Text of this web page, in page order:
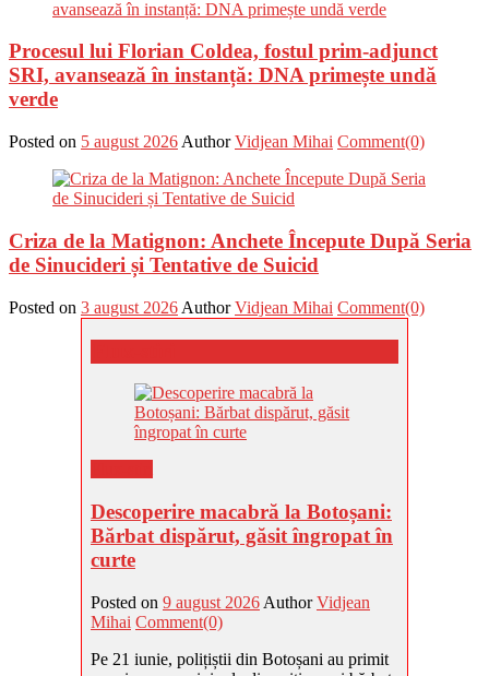
Procesul lui Florian Coldea, fostul prim-adjunct
SRI, avansează în instanță: DNA primește undă
verde
Posted on 5 august 2026 Author Vidjean Mihai Comment(0)
Criza de la Matignon: Anchete Începute După Seria
de Sinucideri și Tentative de Suicid
Posted on 3 august 2026 Author Vidjean Mihai Comment(0)